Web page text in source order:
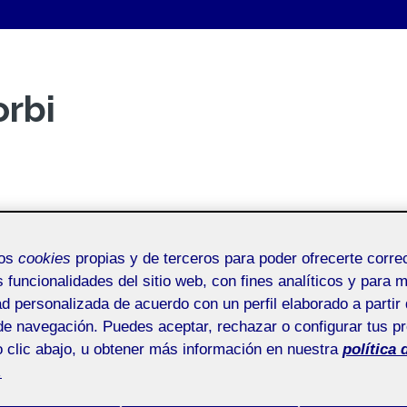
y técnicas pictóricas -
cookies propias y de terceros para poder ofrecerte
funcionalidades del sitio web, con fines analíticos y para
personalizada de acuerdo con un perfil elaborado a partir
navegación. Puedes aceptar, rechazar o configurar tus
clic abajo, u obtener más información en nuestra política